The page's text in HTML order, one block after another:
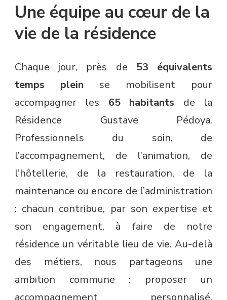
Une équipe au cœur de la
vie de la résidence
Chaque jour, près de 53 équivalents
temps plein se mobilisent pour
accompagner les 65 habitants de la
Résidence Gustave Pédoya.
Professionnels du soin, de
l’accompagnement, de l’animation, de
l’hôtellerie, de la restauration, de la
maintenance ou encore de l’administration
: chacun contribue, par son expertise et
son engagement, à faire de notre
résidence un véritable lieu de vie. Au-delà
des métiers, nous partageons une
ambition commune : proposer un
accompagnement personnalisé,